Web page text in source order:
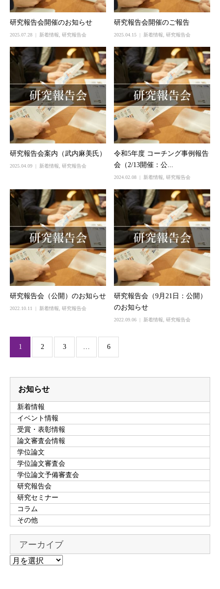
研究報告会開催のお知らせ
2025.07.28 新着情報 研究報告会
研究報告会開催のご報告
2025.04.15 新着情報 研究報告会
研究報告会案内（武内麻美氏）
2025.04.09 新着情報 研究報告会
令和5年度 コーチング事例報告
会（2/13開催：公...
2024.02.08 新着情報 研究報告会
研究報告会（公開）のお知らせ
2022.10.11 新着情報 研究報告会
研究報告会（9月21日：公開）
のお知らせ
2022.09.06 新着情報 研究報告会
1 2 3 … 6
お知らせ
新着情報
イベント情報
受賞・表彰情報
論文審査会情報
学位論文
学位論文審査会
学位論文予備審査会
研究報告会
研究セミナー
コラム
その他
アーカイブ
ア